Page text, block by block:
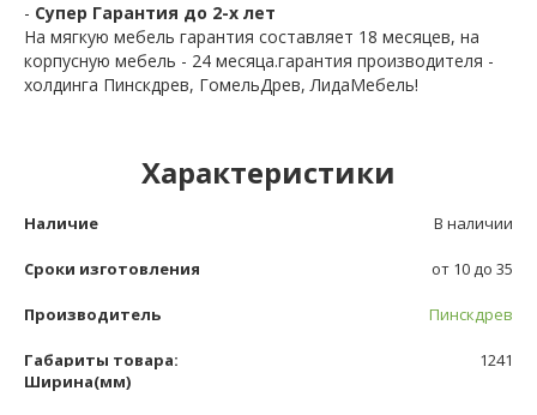
- Супер Гарантия до 2-х лет
На мягкую мебель гарантия составляет 18 месяцев, на
корпусную мебель - 24 месяца.гарантия производителя -
холдинга Пинскдрев, ГомельДрев, ЛидаМебель!
Характеристики
Наличие В наличии
Сроки изготовления от 10 до 35
Производитель Пинскдрев
Габариты товара:
Ширина(мм)
1241